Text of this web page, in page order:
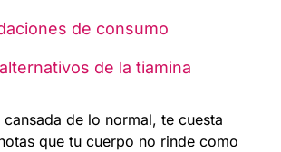
de consumo
de la tiamina
cansada de lo normal, te cuesta
que tu cuerpo no rinde como